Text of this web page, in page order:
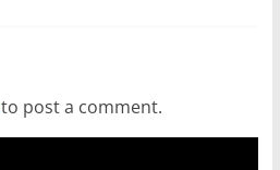
to post a comment.